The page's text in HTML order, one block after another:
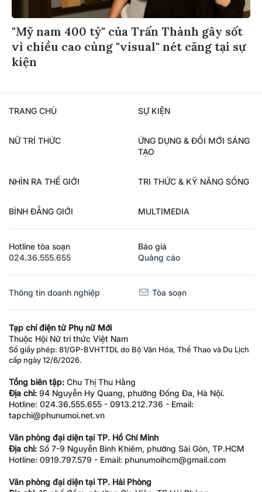
"Mỹ nam 400 tỷ" của Trấn Thành gây sốt
vì chiều cao cùng "visual" nét căng tại sự
kiện
TRANG CHỦ SỰ KIỆN
NỮ TRÍ THỨC
ỨNG DỤNG & ĐỔI MỚI SÁNG
TẠO
NHÌN RA THẾ GIỚI TRI THỨC & KỸ NĂNG SỐNG
BÌNH ĐẲNG GIỚI MULTIMEDIA
Hotline tòa soạn
024.36.555.655
Báo giá
Quảng cáo
Thông tin doanh nghiệp Tòa soạn
Tạp chí điện tử Phụ nữ Mới
Thuộc Hội Nữ trí thức Việt Nam
Số giấy phép: 81/GP-BVHTTDL do Bộ Văn Hóa, Thể Thao và Du Lịch
cấp ngày 12/6/2026.
Tổng biên tập: Chu Thị Thu Hằng
Địa chỉ: 94 Nguyễn Hy Quang, phường Đống Đa, Hà Nội.
Hotline: 024.36.555.655 - 0913.212.736 - Email:
tapchi@phunumoi.net.vn
Văn phòng đại diện tại TP. Hồ Chí Minh
Địa chỉ: Số 7-9 Nguyễn Bỉnh Khiêm, phường Sài Gòn, TP.HCM
Hotline: 0919.797.579 - Email: phunumoihcm@gmail.com
Văn phòng đại diện tại TP. Hải Phòng